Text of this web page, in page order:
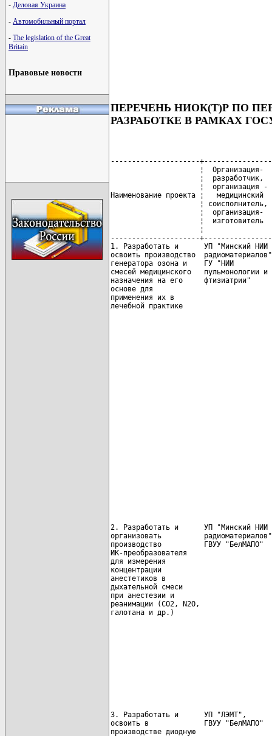
- Деловая Украина
- Автомобильный портал
- The legislation of the Great
Britain
Правовые новости
ПЕРЕЧЕНЬ НИОК(Т)Р ПО
РАЗРАБОТКЕ В РАМКАХ
---------------------
¦  Организация-
¦  разработчик,
¦  организация
Наименование проекта ¦
¦
¦  организация-
¦  изготовитель
¦
---------------------
1. Разработать и      УП
освоить производство
генератора озона и    ГУ "НИИ
смесей медицинского
назначения на его
основе для
применения их в
2. Разработать и      УП "Минский
организовать
производство          ГВУУ "БелМАПО"
ИК-преобразователя
для измерения
концентрации
анестетиков в
дыхательной смеси
при анестезии и
реанимации (CO2, N2O,
галотана и др.)
3. Разработать и      УП "ЛЭМТ",
освоить в             ГВУУ
производстве диодную